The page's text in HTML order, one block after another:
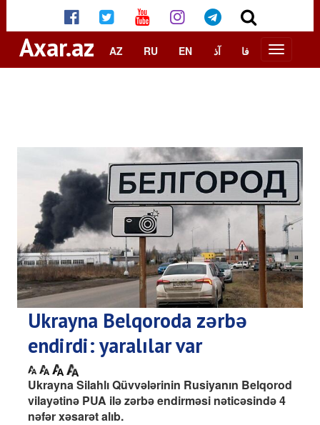
Axar.az AZ RU EN آذ فا
Ukrayna Belqoroda zərbə
endirdi: yaralılar var
Ukrayna Silahlı Qüvvələrinin Rusiyanın Belqorod
vilayətinə PUA ilə zərbə endirməsi nəticəsində 4
nəfər xəsarət alıb.